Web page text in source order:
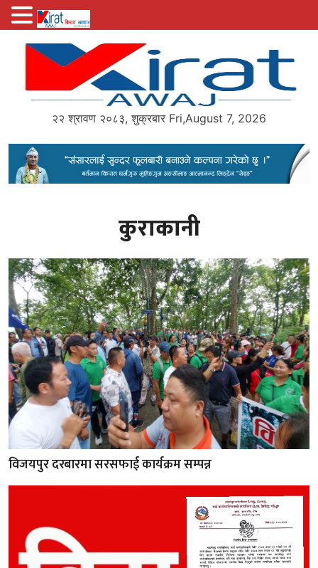
२२ श्रावण २०८३, शुक्रबार Fri,August 7, 2026
कुराकानी
विजयपुर दरबारमा सरसफाई कार्यक्रम सम्पन्न